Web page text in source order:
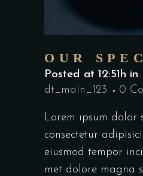
OUR
Posted at 12:51h in
dt_main_123
0
Lorem ipsum dolor
consectetur
eiusmod tempor
met dolore magna